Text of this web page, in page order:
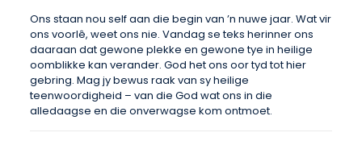
Ons staan nou self aan die begin van ’n nuwe jaar. Wat vir
ons voorlê, weet ons nie. Vandag se teks herinner ons
daaraan dat gewone plekke en gewone tye in heilige
oomblikke kan verander. God het ons oor tyd tot hier
gebring. Mag jy bewus raak van sy heilige
teenwoordigheid – van die God wat ons in die
alledaagse en die onverwagse kom ontmoet.